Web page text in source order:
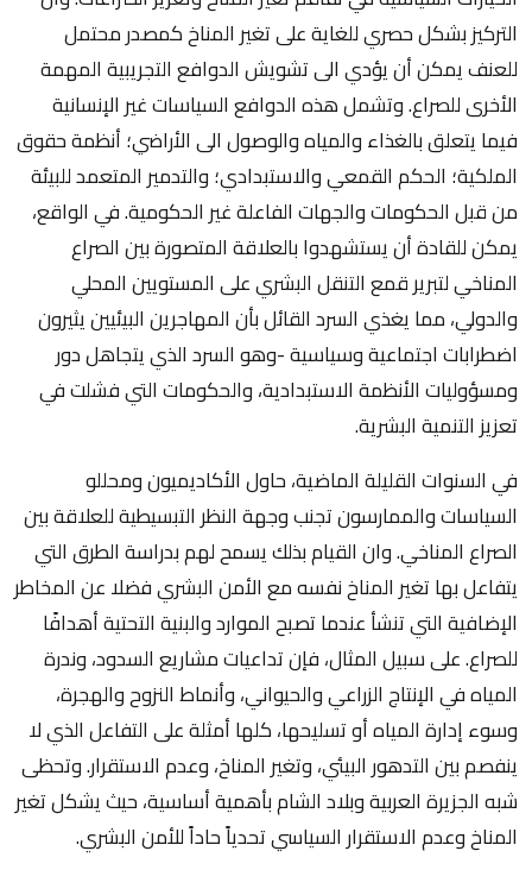
التركيز بشكل حصري للغاية على تغير المناخ كمصدر محتمل
للعنف يمكن أن يؤدي الى تشويش الدوافع التجريبية المهمة
الأخرى للصراع. وتشمل هذه الدوافع السياسات غير الإنسانية
فيما يتعلق بالغذاء والمياه والوصول الى الأراضي؛ أنظمة حقوق
الملكية؛ الحكم القمعي والاستبدادي؛ والتدمير المتعمد للبيئة
من قبل الحكومات والجهات الفاعلة غير الحكومية. في الواقع،
يمكن للقادة أن يستشهدوا بالعلاقة المتصورة بين الصراع
المناخي لتبرير قمع التنقل البشري على المستويين المحلي
والدولي، مما يغذي السرد القائل بأن المهاجرين البيئيين يثيرون
اضطرابات اجتماعية وسياسية -وهو السرد الذي يتجاهل دور
ومسؤوليات الأنظمة الاستبدادية، والحكومات التي فشلت في
تعزيز التنمية البشرية.
في السنوات القليلة الماضية، حاول الأكاديميون ومحللو
السياسات والممارسون تجنب وجهة النظر التبسيطية للعلاقة بين
الصراع المناخي. وان القيام بذلك يسمح لهم بدراسة الطرق التي
يتفاعل بها تغير المناخ نفسه مع الأمن البشري فضلا عن المخاطر
الإضافية التي تنشأ عندما تصبح الموارد والبنية التحتية أهدافًا
للصراع. على سبيل المثال، فإن تداعيات مشاريع السدود، وندرة
المياه في الإنتاج الزراعي والحيواني، وأنماط النزوح والهجرة،
وسوء إدارة المياه أو تسليحها، كلها أمثلة على التفاعل الذي لا
ينفصم بين التدهور البيئي، وتغير المناخ، وعدم الاستقرار. وتحظى
شبه الجزيرة العربية وبلاد الشام بأهمية أساسية، حيث يشكل تغير
المناخ وعدم الاستقرار السياسي تحدياً حاداً للأمن البشري.